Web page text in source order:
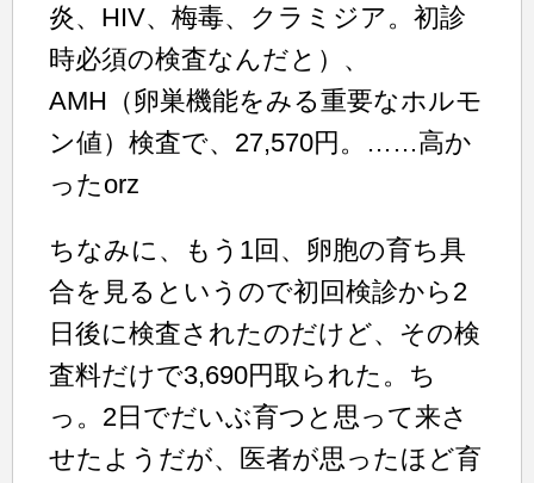
炎、HIV、梅毒、クラミジア。初診
時必須の検査なんだと）、
AMH（卵巣機能をみる重要なホルモ
ン値）検査で、27,570円。……高か
ったorz
ちなみに、もう1回、卵胞の育ち具
合を見るというので初回検診から2
日後に検査されたのだけど、その検
査料だけで3,690円取られた。ち
っ。2日でだいぶ育つと思って来さ
せたようだが、医者が思ったほど育